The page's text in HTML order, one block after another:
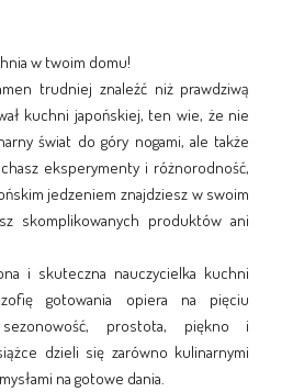
w twoim domu!
trudniej znaleźć niż prawdziwą
kuchni japońskiej, ten wie, że nie
świat do góry nogami, ale także
eksperymenty i różnorodność,
jedzeniem znajdziesz w swoim
skomplikowanych produktów ani
i skuteczna nauczycielka kuchni
gotowania opiera na pięciu
sezonowość, prostota, piękno i
dzieli się zarówno kulinarnymi
na gotowe dania.